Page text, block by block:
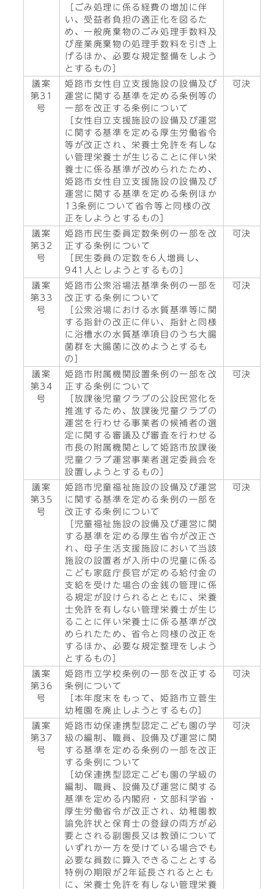
［ごみ処理に係る経費の増加に伴
い、受益者負担の適正化を図るた
め、一般廃棄物のごみ処理手数料及
び産業廃棄物の処理手数料を引き上
げるほか、必要な規定整備をしよう
とするもの］
議案
第31
号
姫路市女性自立支援施設の設備及び
運営に関する基準を定める条例等の
一部を改正する条例について
［女性自立支援施設の設備及び運営
に関する基準を定める厚生労働省令
等が改正され、栄養士免許を有しな
い管理栄養士が生じることに伴い栄
養士に係る基準が改められたため、
姫路市女性自立支援施設の設備及び
運営に関する基準を定める条例ほか
13条例について省令等と同様の改
正をしようとするもの］
可決
議案
第32
号
姫路市民生委員定数条例の一部を改
正する条例について
［民生委員の定数を6人増員し、
941人としようとするもの］
可決
議案
第33
号
姫路市公衆浴場法基準条例の一部を
改正する条例について
［公衆浴場における水質基準等に関
する指針の改正に伴い、指針と同様
に浴槽水の水質基準項目のうち大腸
菌群を大腸菌に改めようとするも
の］
可決
議案
第34
号
姫路市附属機関設置条例の一部を改
正する条例について
［放課後児童クラブの公設民営化を
推進するため、放課後児童クラブの
運営を行わせる事業者の候補者の選
定に関する審議及び審査を行わせる
市長の附属機関として姫路市放課後
児童クラブ運営事業者選定委員会を
設置しようとするもの］
可決
議案
第35
号
姫路市児童福祉施設の設備及び運営
に関する基準を定める条例の一部を
改正する条例について
［児童福祉施設の設備及び運営に関
する基準を定める厚生省令が改正さ
れ、母子生活支援施設において当該
施設の設置者が入所中の児童に係る
こども家庭庁長官が定める給付金の
支給を受けた場合の金銭の管理に係
る規定が設けられるとともに、栄養
士免許を有しない管理栄養士が生じ
ることに伴い栄養士に係る基準が改
められたため、省令と同様の改正を
するほか、必要な規定整理をしよう
とするもの］
可決
議案
第36
号
姫路市立学校条例の一部を改正する
条例について
［本年度末をもって、姫路市立菅生
幼稚園を廃止しようとするもの］
可決
議案
第37
号
姫路市幼保連携型認定こども園の学
級の編制、職員、設備及び運営に関
する基準を定める条例の一部を改正
する条例について
［幼保連携型認定こども園の学級の
編制、職員、設備及び運営に関する
基準を定める内閣府・文部科学省・
厚生労働省令が改正され、幼稚園教
諭免許状と保育士の登録の両方が必
要とされる副園長又は教頭について
いずれか一方を受けている場合でも
必要な員数に算入できることとする
特例の期限が2年延長されるととも
に、栄養士免許を有しない管理栄養
可決